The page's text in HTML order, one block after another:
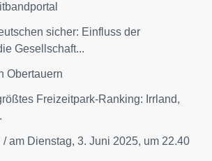
sicher: Einfluss der
Gesellschaft...
Obertauern
Freizeitpark-Ranking: Irrland,
am Dienstag, 3. Juni 2025, um 22.40